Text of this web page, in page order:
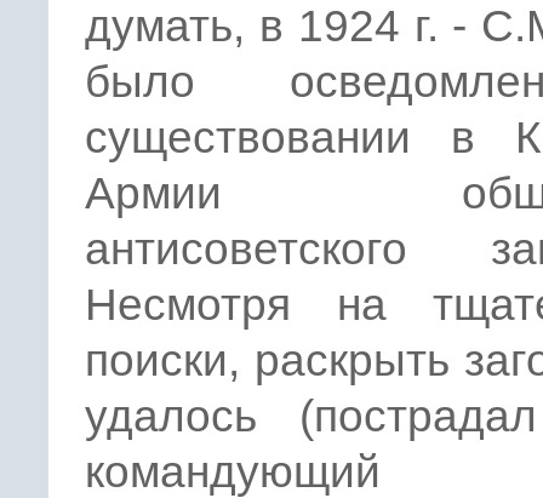
думать, в 1924 г. -
было
существовании в
Армии
антисоветского
Несмотря на
поиски, раскрыть
удалось
командующий